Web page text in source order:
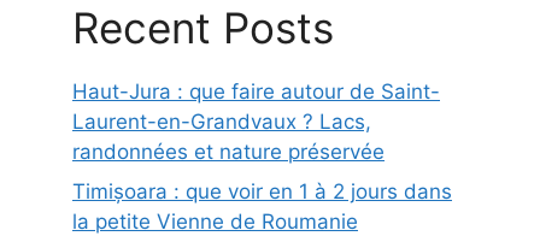
Recent Posts
Haut-Jura : que faire autour de Saint-
Laurent-en-Grandvaux ? Lacs,
randonnées et nature préservée
Timișoara : que voir en 1 à 2 jours dans
la petite Vienne de Roumanie